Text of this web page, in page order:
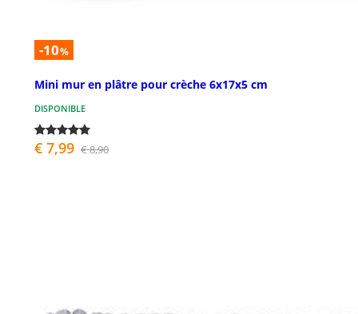
-10%
Mini mur en plâtre pour crèche 6x17x5 cm
DISPONIBLE
€ 7,99 € 8,90